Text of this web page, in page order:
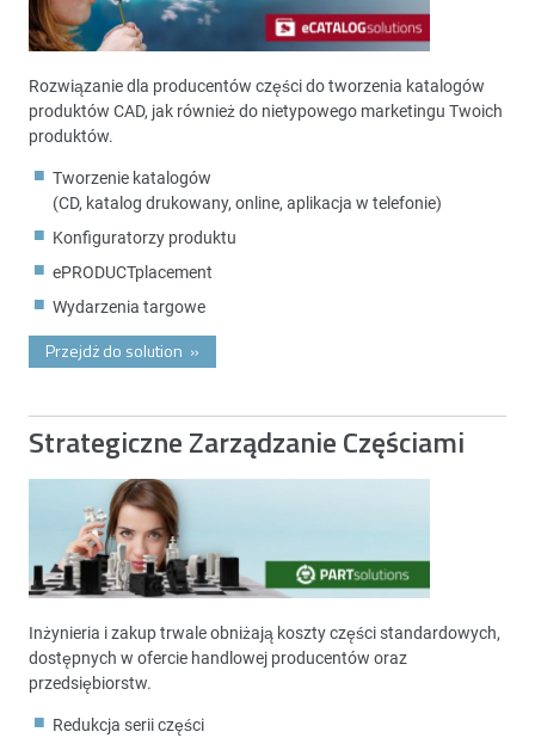
Rozwiązanie dla producentów części do tworzenia katalogów
produktów CAD, jak również do nietypowego marketingu Twoich
produktów.
Tworzenie katalogów
(CD, katalog drukowany, online, aplikacja w telefonie)
Konfiguratorzy produktu
ePRODUCTplacement
Wydarzenia targowe
Przejdż do solution »
Strategiczne Zarządzanie Częściami
Inżynieria i zakup trwale obniżają koszty części standardowych,
dostępnych w ofercie handlowej producentów oraz
przedsiębiorstw.
Redukcja serii części